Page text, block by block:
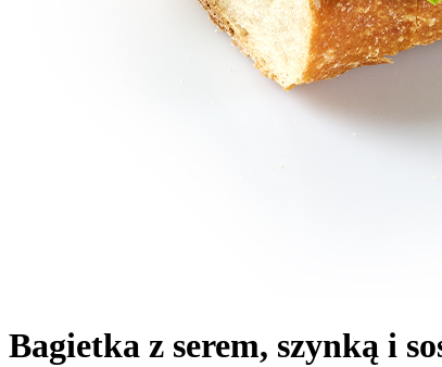
Bagietka z serem, szynką i